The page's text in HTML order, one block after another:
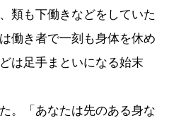
類も下働きなどをしていた
働き者で一刻も身体を休め
は足手まといになる始末
。「あなたは先のある身な